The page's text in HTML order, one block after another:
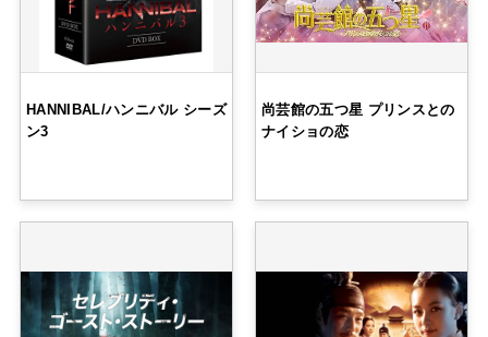
HANNIBAL/ハンニバル シーズ
ン3
尚芸館の五つ星 プリンスとの
ナイショの恋